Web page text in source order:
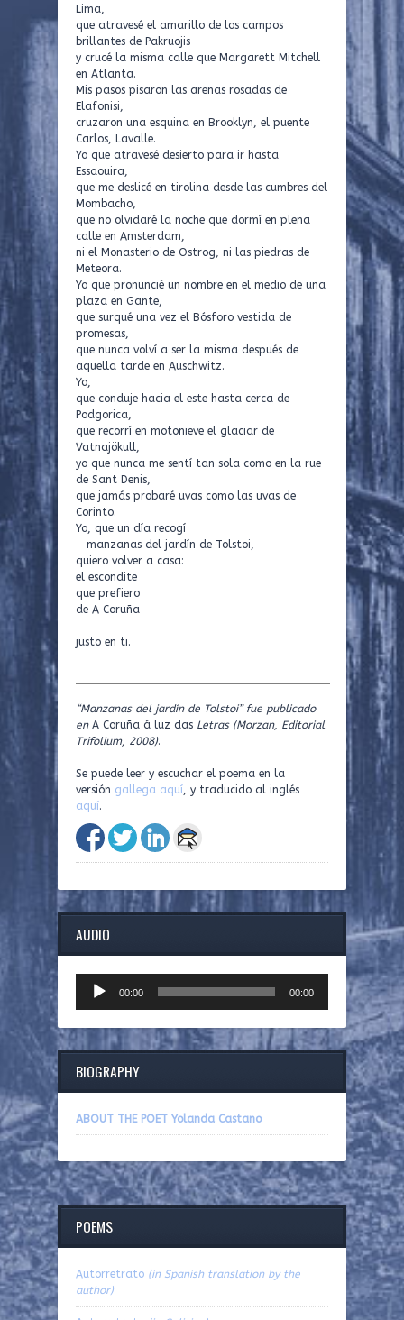
Lima,
que atravesé el amarillo de los campos
brillantes de Pakruojis
y crucé la misma calle que Margarett Mitchell
en Atlanta.
Mis pasos pisaron las arenas rosadas de
Elafonisi,
cruzaron una esquina en Brooklyn, el puente
Carlos, Lavalle.
Yo que atravesé desierto para ir hasta
Essaouira,
que me deslicé en tirolina desde las cumbres del
Mombacho,
que no olvidaré la noche que dormí en plena
calle en Amsterdam,
ni el Monasterio de Ostrog, ni las piedras de
Meteora.
Yo que pronuncié un nombre en el medio de una
plaza en Gante,
que surqué una vez el Bósforo vestida de
promesas,
que nunca volví a ser la misma después de
aquella tarde en Auschwitz.
Yo,
que conduje hacia el este hasta cerca de
Podgorica,
que recorrí en motonieve el glaciar de
Vatnajökull,
yo que nunca me sentí tan sola como en la rue
de Sant Denis,
que jamás probaré uvas como las uvas de
Corinto.
Yo, que un día recogí
manzanas del jardín de Tolstoi,
quiero volver a casa:
el escondite
que prefiero
de A Coruña
justo en ti.
“Manzanas del jardín de Tolstoi” fue publicado
en A Coruña á luz das Letras (Morzan, Editorial
Trifolium, 2008).
Se puede leer y escuchar el poema en la
versión gallega aquí, y traducido al inglés
aquí.
AUDIO
Player
00:00 00:00
BIOGRAPHY
ABOUT THE POET Yolanda Castano
POEMS
Autorretrato (in Spanish translation by the
author)